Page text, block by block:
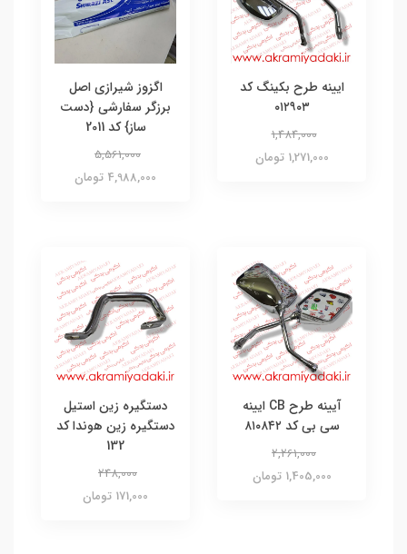
ایینه طرح بکینگ کد
۰۱۲۹۰۳
1,484,000
1,271,000 تومان
اگزوز شیرازی اصل
برزگر سفارشی {دست
ساز} کد 2011
5,561,000
4,988,000 تومان
آیینه طرح CB ایینه
سی بی کد ۸۱۰۸۴۲
2,261,000
1,405,000 تومان
دستگیره زین استیل
دستگیره زین هوندا کد
132
248,000
171,000 تومان